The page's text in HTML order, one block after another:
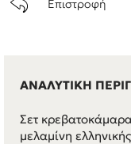
Επιστροφή
ΑΝΑΛΥΤΙΚΗ
Σετ
μελαμίνη